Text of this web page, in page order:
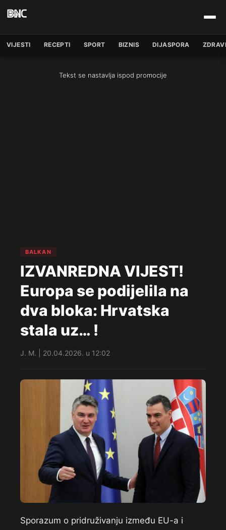
VIJESTI RECEPTI SPORT BIZNIS DIJASPORA
Tekst se nastavlja ispod promocije
BALKAN
IZVANREDNA VIJEST!
Europa se podijelila na
dva bloka: Hrvatska
stala uz… !
J. M. | 20.04.2026. u 12:02
Sporazum o pridruživanju između EU-a i